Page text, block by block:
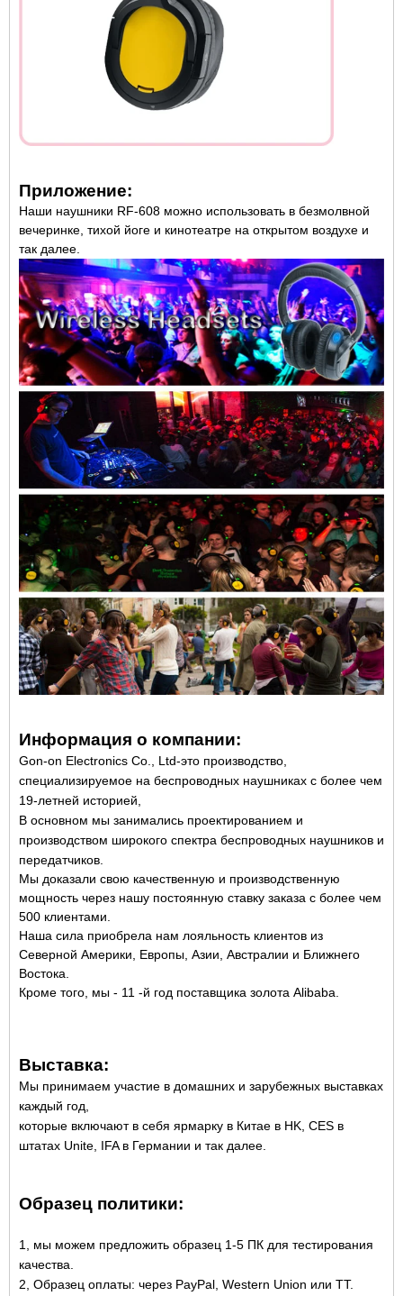
Приложение:
Наши наушники RF-608 можно использовать в безмолвной
вечеринке, тихой йоге и кинотеатре на открытом воздухе и
так далее.
Информация о компании:
Gon-on Electronics Co., Ltd-это производство,
специализируемое на беспроводных наушниках с более чем
19-летней историей,
В основном мы занимались проектированием и
производством широкого спектра беспроводных наушников и
передатчиков.
Мы доказали свою качественную и производственную
мощность через нашу постоянную ставку заказа с более чем
500 клиентами.
Наша сила приобрела нам лояльность клиентов из
Северной Америки, Европы, Азии, Австралии и Ближнего
Востока.
Кроме того, мы - 11 -й год поставщика золота Alibaba.
Выставка:
Мы принимаем участие в домашних и зарубежных выставках
каждый год,
которые включают в себя ярмарку в Китае в HK, CES в
штатах Unite, IFA в Германии и так далее.
Образец политики:
1, мы можем предложить образец 1-5 ПК для тестирования
качества.
2, Образец оплаты: через PayPal, Western Union или TT.